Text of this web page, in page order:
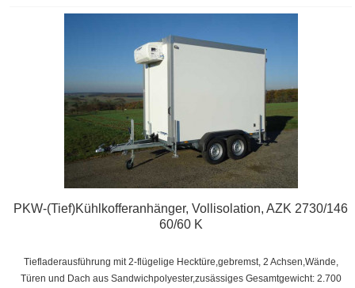
PKW-(Tief)Kühlkofferanhänger, Vollisolation, AZK 2730/146
60/60 K
Tiefladerausführung mit 2-flügelige Hecktüre,gebremst, 2 Achsen,Wände,
Türen und Dach aus Sandwichpolyester,zusässiges Gesamtgewicht: 2.700